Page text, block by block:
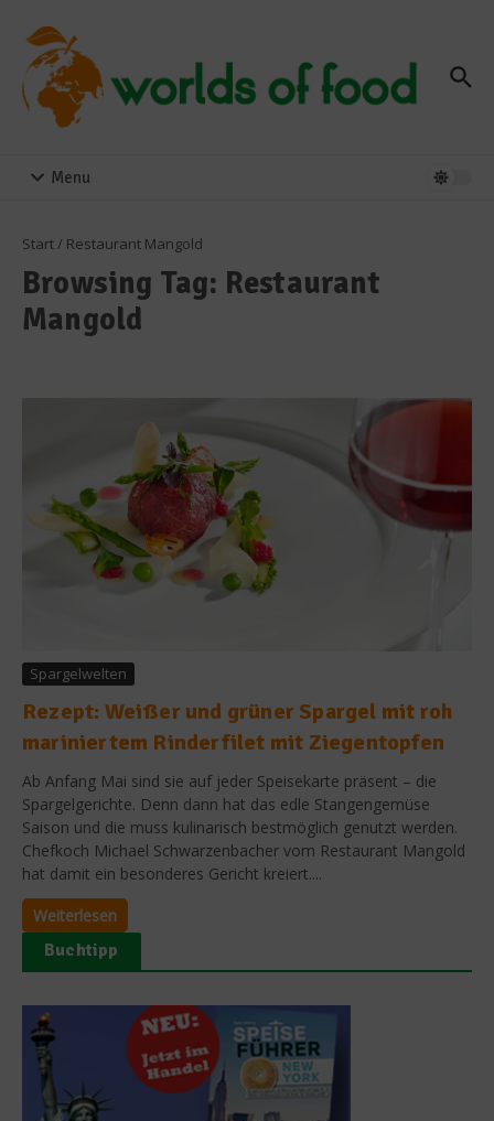
Menu
Start/ Restaurant Mangold
Browsing Tag: Restaurant
Mangold
Spargelwelten
Rezept: Weißer und grüner Spargel mit roh
mariniertem Rinderfilet mit Ziegentopfen
Ab Anfang Mai sind sie auf jeder Speisekarte präsent – die
Spargelgerichte. Denn dann hat das edle Stangengemüse
Saison und die muss kulinarisch bestmöglich genutzt werden.
Chefkoch Michael Schwarzenbacher vom Restaurant Mangold
hat damit ein besonderes Gericht kreiert....
Weiterlesen
Buchtipp